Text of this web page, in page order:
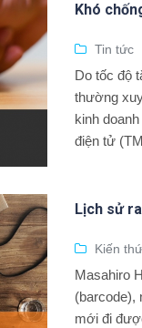
Khó
Tin tức
Do tốc độ
thường
kinh
điện tử
Lịch sử
Kiến
Masahiro
(barcode),
mới đi